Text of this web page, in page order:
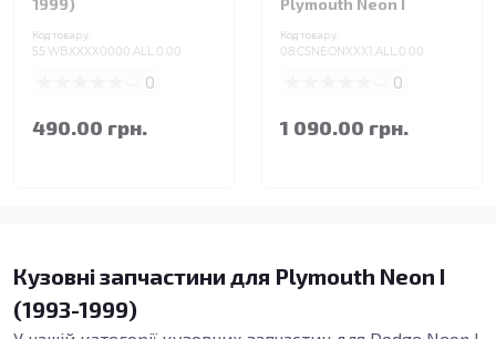
1999)
Код товару:
55.WBXXXX0000.ALL.0.00
0
490.00 грн.
Plymouth Neon I
Код товару:
08.CSNEONXXX1.ALL.0.00
0
1 090.00 грн.
Кузовні запчастини для Plymouth Neon I
(1993-1999)